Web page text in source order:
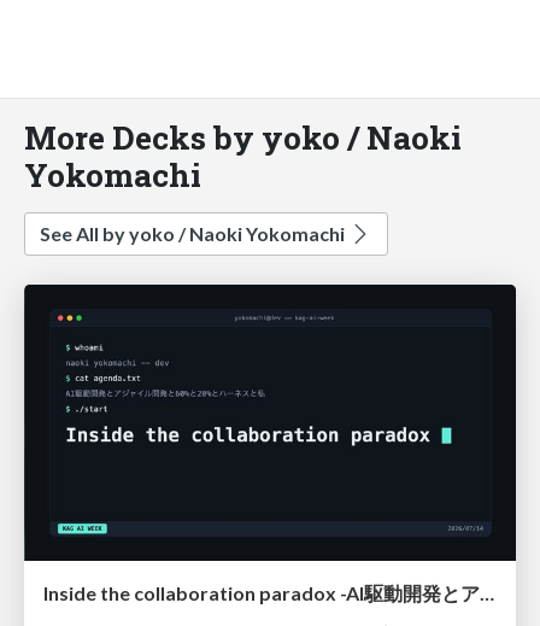
More Decks by yoko / Naoki
Yokomachi
See All by yoko / Naoki Yokomachi
Inside the collaboration paradox -AI駆動開発とアジャイル開発と60%と20%とハーネスと私-